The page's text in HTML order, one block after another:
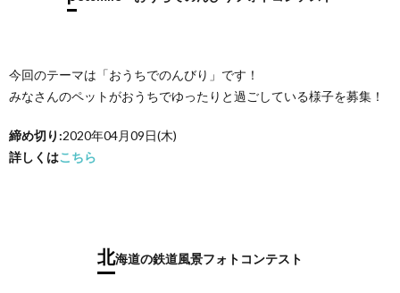
今回のテーマは「おうちでのんびり」です！
みなさんのペットがおうちでゆったりと過ごしている様子を募集！
締め切り:2020年04月09日(木)
詳しくはこちら
北海道の鉄道風景フォトコンテスト